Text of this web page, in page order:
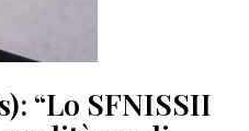
“Lo SFNISSII